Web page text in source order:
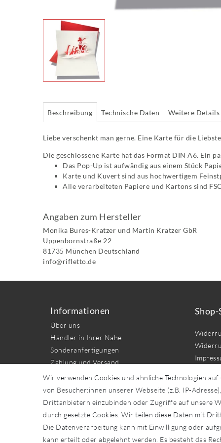
Beschreibung Technische Daten Weitere Details
Liebe verschenkt man gerne. Eine Karte für die
Die geschlossene Karte hat das Format DIN A6. Ein
Das Pop-Up ist aufwändig aus einem Stück
Karte und Kuvert sind aus hochwertigem
Alle verarbeiteten Papiere und Kartons sind
Angaben zum Hersteller
Monika Bures-Kratzer und Martin Kratzer GbR
Uppenbornstraße 22
81735 München Deutschland
info@rifletto.de
Informationen
Über uns
Händler in Ihrer Nähe
Sonderanfertigungen
Zahlung und Versand
Shop-
AGB
Kontakt
Wir verwenden Cookies und ähnliche Technologien
von Besucher:innen unserer Webseite (z.B. IP-
Drittanbietern einzubinden oder Zugriffe auf unsere
durch gesetzte Cookies. Wir teilen diese Daten mit
Die Datenverarbeitung kann mit Einwilligung oder
kann erteilt oder abgelehnt werden. Es besteht das